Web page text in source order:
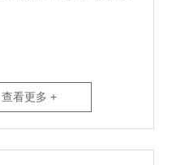
查看更多 +